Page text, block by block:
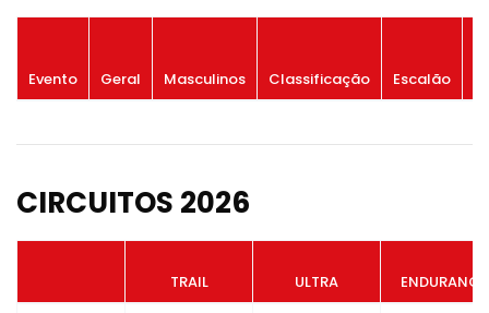
Evento Geral Masculinos Classificação Escalão
CIRCUITOS 2026
TRAIL ULTRA ENDURANCE